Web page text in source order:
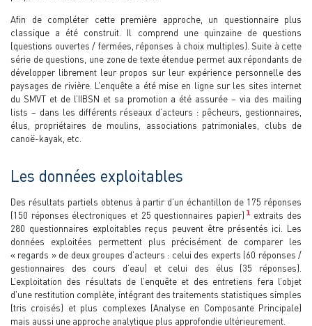
Afin de compléter cette première approche, un questionnaire plus
classique a été construit. Il comprend une quinzaine de questions
(questions ouvertes / fermées, réponses à choix multiples). Suite à cette
série de questions, une zone de texte étendue permet aux répondants de
développer librement leur propos sur leur expérience personnelle des
paysages de rivière. L’enquête a été mise en ligne sur les sites internet
du SMVT et de l’IIBSN et sa promotion a été assurée – via des mailing
lists – dans les différents réseaux d’acteurs : pêcheurs, gestionnaires,
élus, propriétaires de moulins, associations patrimoniales, clubs de
canoë-kayak, etc.
Les données exploitables
Des résultats partiels obtenus à partir d’un échantillon de 175 réponses
(150 réponses électroniques et 25 questionnaires papier) 1extraits des
280 questionnaires exploitables reçus peuvent être présentés ici. Les
données exploitées permettent plus précisément de comparer les
« regards » de deux groupes d’acteurs : celui des experts (60 réponses /
gestionnaires des cours d’eau) et celui des élus (35 réponses).
L’exploitation des résultats de l’enquête et des entretiens fera l’objet
d’une restitution complète, intégrant des traitements statistiques simples
(tris croisés) et plus complexes (Analyse en Composante Principale)
mais aussi une approche analytique plus approfondie ultérieurement.